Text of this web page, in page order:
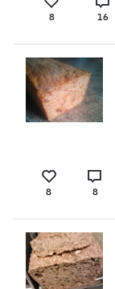
8 16
8 8